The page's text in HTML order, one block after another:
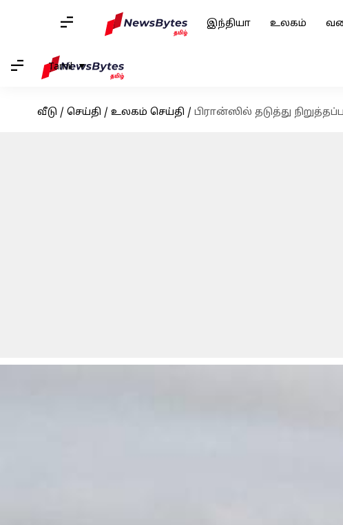
இந்தியா உலகம்
Tamil
வீடு / செய்தி / உலகம் செய்தி / பிரான்ஸில் தடுத்து